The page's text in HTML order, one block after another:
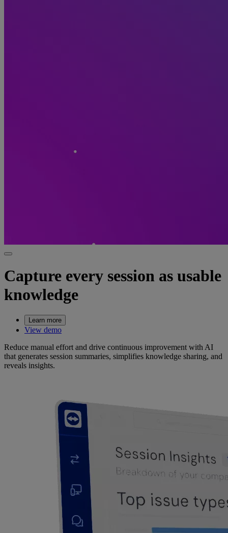
Capture every session as usable
knowledge
Learn more
View demo
Reduce manual effort and drive continuous improvement with AI
that generates session summaries, simplifies knowledge sharing, and
reveals insights.